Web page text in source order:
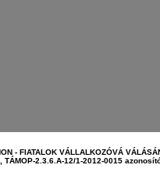
- FIATALOK VÁLLALKOZÓVÁ
TÁMOP-2.3.6.A-12/1-2012-0015